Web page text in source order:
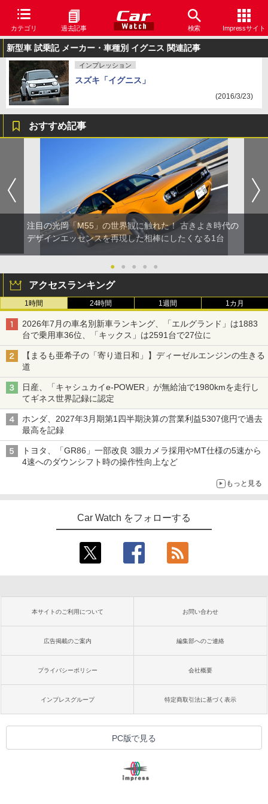
カテゴリ 過去記事 検索 Impressサイト
新型車 試乗記 メーカー・車種別 イグニス 関連記事
インプレッション
スズキ「イグニス」
(2016/3/23)
おすすめ記事
注目の光岡「M55」の世界観に触れた！ 古きよき時代の
デザインエッセンスを再現した相棒にしたくなる1台
● ● ● ● ●
アクセスランキング
1時間 24時間 1週間 1カ月
2026年7月の車名別新車ランキング、「エルグランド」は1883
台で乗用車36位、「キックス」は2591台で27位に
【まるも亜希子の「寄り道日和」】ディーゼルエンジンの生きる
道
日産、「キャシュカイe-POWER」が無給油で1980kmを走行し
てギネス世界記録に認定
ホンダ、2027年3月期第1四半期決算の営業利益5307億円で過去
最高を記録
トヨタ、「GR86」一部改良 3眼カメラ採用やMT仕様の5速から
4速へのダウンシフト時の操作性向上など
もっと見る
Car Watch をフォローする
本サイトのご利用について お問い合わせ
広告掲載のご案内 編集部へのご連絡
プライバシーポリシー 会社概要
インプレスグループ 特定商取引法に基づく表示
PC版で見る